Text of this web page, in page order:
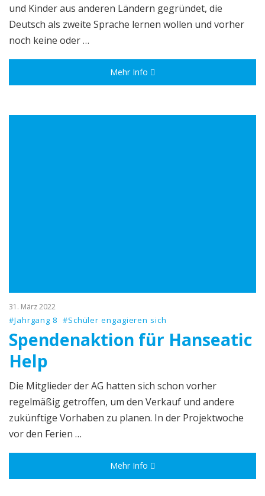
und Kinder aus anderen Ländern gegründet, die
Deutsch als zweite Sprache lernen wollen und vorher
noch keine oder …
Mehr Info
31. März 2022
#Jahrgang 8 #Schüler engagieren sich
Spendenaktion für Hanseatic
Help
Die Mitglieder der AG hatten sich schon vorher
regelmäßig getroffen, um den Verkauf und andere
zukünftige Vorhaben zu planen. In der Projektwoche
vor den Ferien …
Mehr Info